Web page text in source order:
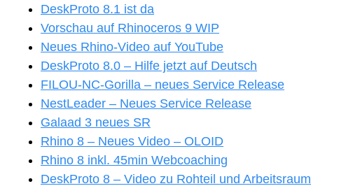
DeskProto 8.1 ist da
Vorschau auf Rhinoceros 9 WIP
Neues Rhino-Video auf YouTube
DeskProto 8.0 – Hilfe jetzt auf Deutsch
FILOU-NC-Gorilla – neues Service Release
NestLeader – Neues Service Release
Galaad 3 neues SR
Rhino 8 – Neues Video – OLOID
Rhino 8 inkl. 45min Webcoaching
DeskProto 8 – Video zu Rohteil und Arbeitsraum